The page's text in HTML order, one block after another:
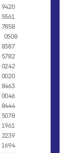
9420
5561
7858
0508
8387
5782
0242
0020
8463
0046
8444
5078
1961
2239
1694